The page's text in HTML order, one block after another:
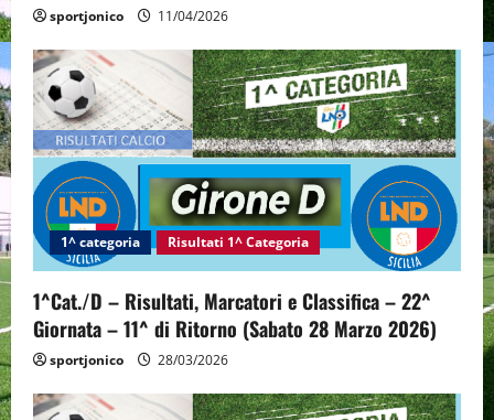
sportjonico 11/04/2026
1^ categoria Risultati 1^ Categoria
1^Cat./D – Risultati, Marcatori e Classifica – 22^
Giornata – 11^ di Ritorno (Sabato 28 Marzo 2026)
sportjonico 28/03/2026